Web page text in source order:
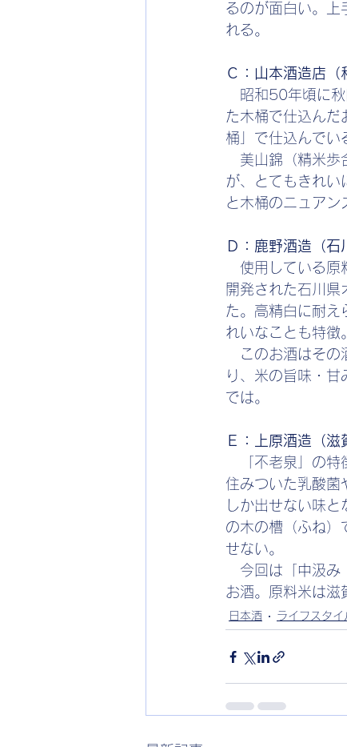
るのが面白い。上
れる。
Ｃ：山本酒造店（
昭和50年頃に秋
た木桶で仕込んだ
桶」で仕込んでい
美山錦（精米歩
が、とてもきれい
と木桶のニュアン
Ｄ：鹿野酒造（
使用している原
開発された石川県
た。高精白に耐え
れいなことも特徴。
このお酒はその
り、米の旨味・
では。
Ｅ：上原酒造（
「不老泉」の特
住みついた乳酸菌
しか出せない味
の木の槽（ふね）
せない。
今回は「中汲み
お酒。原料米は滋
日本酒 ライフスタイ